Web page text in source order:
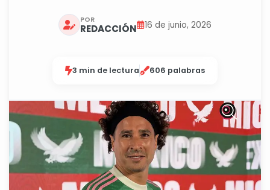
POR
REDACCIÓN 16 de junio, 2026
3 min de lectura 606 palabras